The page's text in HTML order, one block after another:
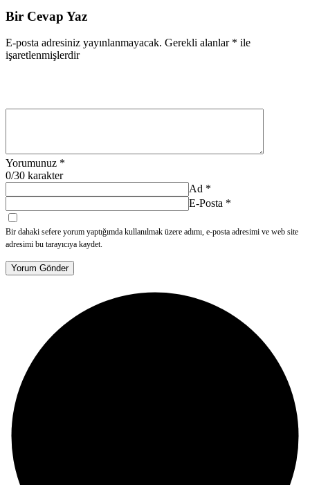
Bir Cevap Yaz
E-posta adresiniz yayınlanmayacak. Gerekli alanlar * ile
işaretlenmişlerdir
Yorumunuz *
0/30 karakter
Ad *
E-Posta *
Bir dahaki sefere yorum yaptığımda kullanılmak üzere adımı, e-posta adresimi ve web site
adresimi bu tarayıcıya kaydet.
Yorum Gönder